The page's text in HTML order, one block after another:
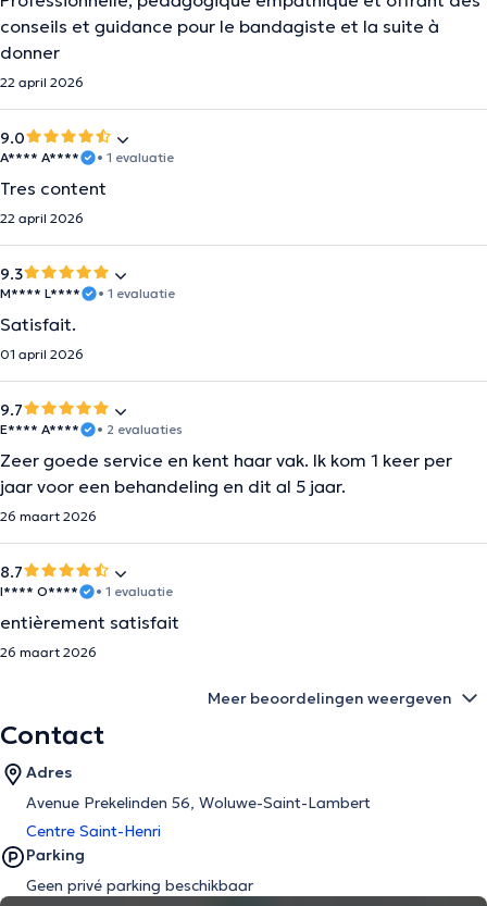
conseils et guidance pour le bandagiste et la suite à
donner
22 april 2026
9.0
A**** A**** • 1 evaluatie
Tres content
22 april 2026
9.3
M**** L**** • 1 evaluatie
Satisfait.
01 april 2026
9.7
E**** A**** • 2 evaluaties
Zeer goede service en kent haar vak. Ik kom 1 keer per
jaar voor een behandeling en dit al 5 jaar.
26 maart 2026
8.7
I**** O**** • 1 evaluatie
entièrement satisfait
26 maart 2026
Meer beoordelingen weergeven
Contact
Adres
Avenue Prekelinden 56, Woluwe-Saint-Lambert
Centre Saint-Henri
Parking
Geen privé parking beschikbaar